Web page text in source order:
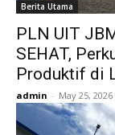
Berita Utama
PLN UIT
SEHAT,
Produktif di
admin - May 25, 2026